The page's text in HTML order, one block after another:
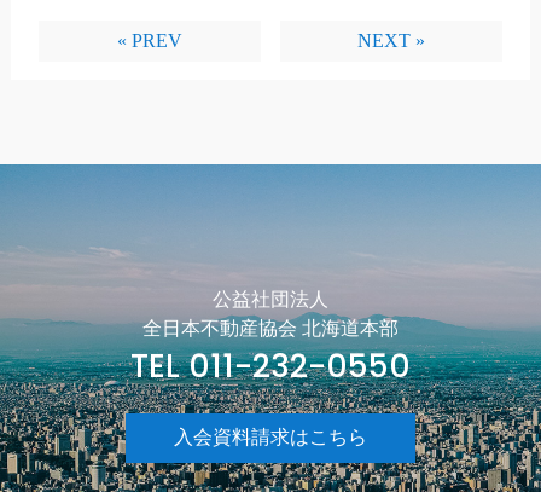
« PREV NEXT »
公益社団法人
全日本不動産協会 北海道本部
TEL 011-232-0550
入会資料請求はこちら